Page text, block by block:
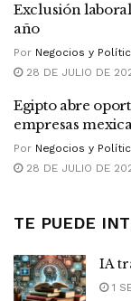
Exclusión
año
Por Negocios y
28 DE JULIO DE
Egipto abre
empresas
Por Negocios y
28 DE JULIO DE
TE PUEDE
IA
1